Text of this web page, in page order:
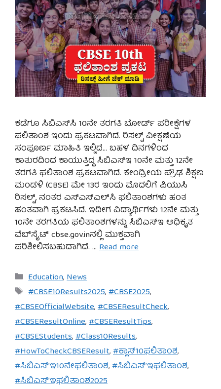
ಕಡೆಗೂ ಸಿಬಿಎಸ್‌ಸಿ 10ನೇ ತರಗತಿ ಬೋರ್ಡ್ ಪರೀಕ್ಷೆಗಳ
ಫಲಿತಾಂಶ ಇಂದು ಪ್ರಕಟವಾಗಿದೆ. ರಿಸಲ್ಟ್ ವೀಕ್ಷಣೆಯ
ಸಂಪೂರ್ಣ ಮಾಹಿತಿ ಇಲ್ಲಿದೆ… ಬಹಳ ದಿನಗಳಿಂದ
ಕಾತುರದಿಂದ ಕಾಯುತ್ತಿದ್ದ ಸಿಬಿಎಸ್‌ಇ 10ನೇ ಮತ್ತು 12ನೇ
ತರಗತಿ ಫಲಿತಾಂಶ ಪ್ರಕಟವಾಗಿದೆ. ಕೇಂದ್ರೀಯ ಪ್ರೌಢ ಶಿಕ್ಷಣ
ಮಂಡಳಿ (CBSE) ಮೇ 13ರ ಇಂದು ಮೊದಲಿಗೆ ಪಿಯುಸಿ
ರಿಸಲ್ಟ್, ನಂತರ ಎಸ್‌ಎಸ್‌ಎಲ್‌ಸಿ ಫಲಿತಾಂಶಗಳು ಹಂತ
ಹಂತವಾಗಿ ಪ್ರಕಟಸಿದೆ. ಇದೀಗ ವಿದ್ಯಾರ್ಥಿಗಳು 12ನೇ ಮತ್ತು
10ನೇ ತರಗತಿಯ ಫಲಿತಾಂಶಗಳನ್ನು ಸಿಬಿಎಸ್‌ಇ ಅಧಿಕೃತ
ವೆಬ್‌ಸೈಟ್ cbse.gov.inನಲ್ಲಿ ಮುಕ್ತವಾಗಿ
ಪರಿಶೀಲಿಸಬಹುದಾಗಿದೆ. … Read more
Categories
Education,News
Tags
#CBSE10Results2025,#CBSE2025,
#CBSEOfficialWebsite,#CBSEResultCheck,
#CBSEResultOnline,#CBSEResultTips,
#CBSEStudents,#Class10Results,
#HowToCheckCBSEResult,#ಕ್ಲಾಸ್10ಫಲಿತಾಂಶ,
#ಸಿಬಿಎಸ್’ಇ10ನೇಫಲಿತಾಂಶ,#ಸಿಬಿಎಸ್’ಇಫಲಿತಾಂಶ,
#ಸಿಬಿಎಸ್’ಇಫಲಿತಾಂಶ2025